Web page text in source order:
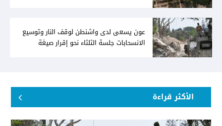
عون يسعى لدى واشنطن لوقف النار وتوسيع
الانسحابات جلسة الثلثاء نحو إقرار صيغة
الأكثر قراءة